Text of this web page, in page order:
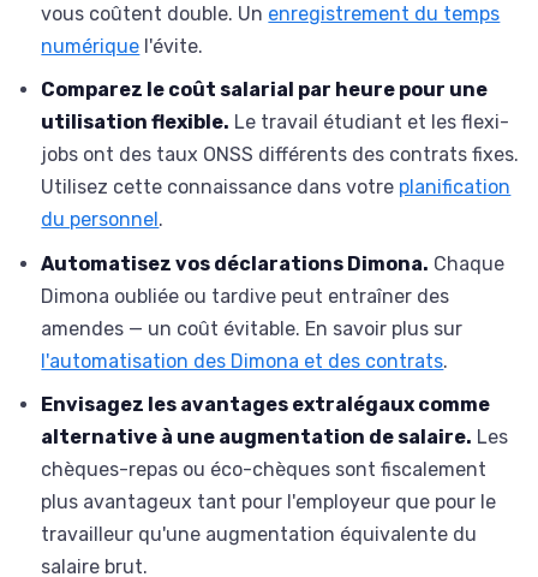
vous coûtent double. Un enregistrement du temps
numérique l'évite.
Comparez le coût salarial par heure pour une
utilisation flexible. Le travail étudiant et les flexi-
jobs ont des taux ONSS différents des contrats fixes.
Utilisez cette connaissance dans votre planification
du personnel .
Automatisez vos déclarations Dimona. Chaque
Dimona oubliée ou tardive peut entraîner des
amendes — un coût évitable. En savoir plus sur
l'automatisation des Dimona et des contrats.
Envisagez les avantages extralégaux comme
alternative à une augmentation de salaire. Les
chèques-repas ou éco-chèques sont fiscalement
plus avantageux tant pour l'employeur que pour le
travailleur qu'une augmentation équivalente du
salaire brut.